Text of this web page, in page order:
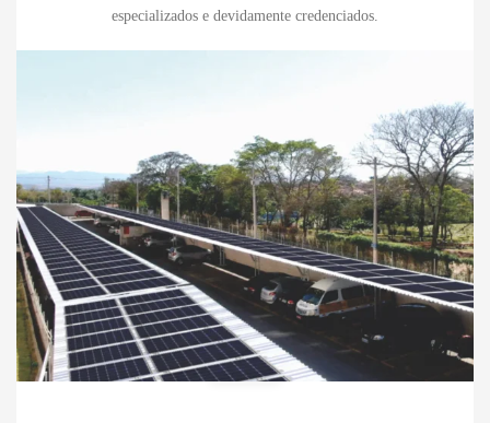
especializados e devidamente credenciados.